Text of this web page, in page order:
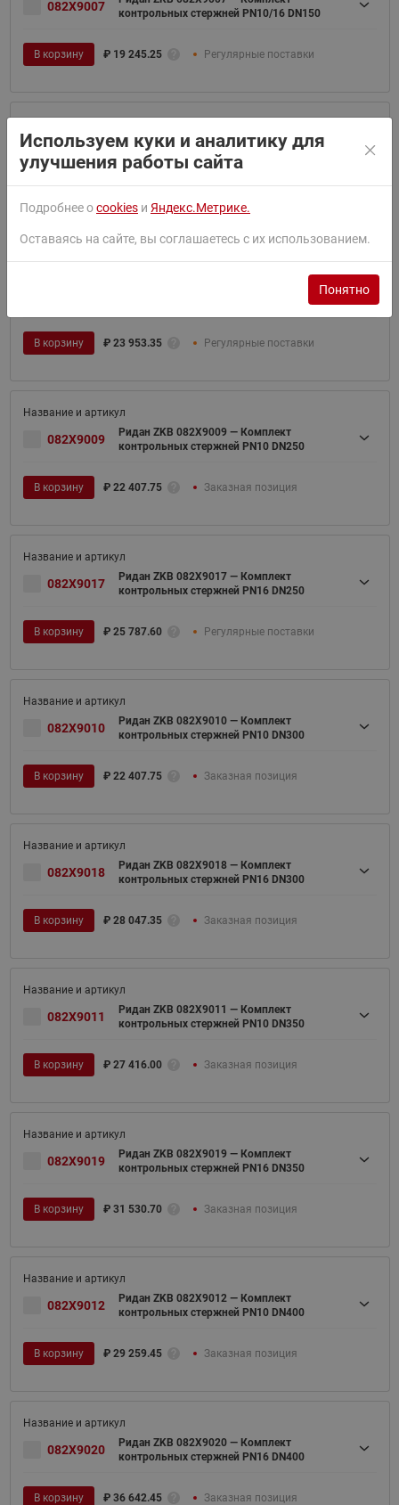
082X9007
контрольных стержней PN10/16 DN150
В корзину ₽ 19 245.25 Регулярные поставки
082X9008
Ридан ZKB 082X9008 — Комплект
контрольных стержней PN10 DN200
контрольных стержней PN10/16 DN200
В корзину ₽ 23 953.35 Регулярные поставки
082X9009
Ридан ZKB 082X9009 — Комплект
контрольных стержней PN10 DN250
В корзину ₽ 22 407.75 Заказная позиция
082X9017
Ридан ZKB 082X9017 — Комплект
контрольных стержней PN16 DN250
В корзину ₽ 25 787.60 Регулярные поставки
082X9010
Ридан ZKB 082X9010 — Комплект
контрольных стержней PN10 DN300
В корзину ₽ 22 407.75 Заказная позиция
082X9018
Ридан ZKB 082X9018 — Комплект
контрольных стержней PN16 DN300
В корзину ₽ 28 047.35 Заказная позиция
082X9011
Ридан ZKB 082X9011 — Комплект
контрольных стержней PN10 DN350
В корзину ₽ 27 416.00 Заказная позиция
082X9019
Ридан ZKB 082X9019 — Комплект
контрольных стержней PN16 DN350
В корзину ₽ 31 530.70 Заказная позиция
082X9012
Ридан ZKB 082X9012 — Комплект
контрольных стержней PN10 DN400
В корзину ₽ 29 259.45 Заказная позиция
082X9020
Ридан ZKB 082X9020 — Комплект
контрольных стержней PN16 DN400
В корзину ₽ 36 642.45 Заказная позиция
Используем куки и аналитику для
улучшения работы сайта
Подробнее оcookies и Яндекс.Метрике.
Оставаясь на сайте, вы соглашаетесь с их использованием.
Понятно